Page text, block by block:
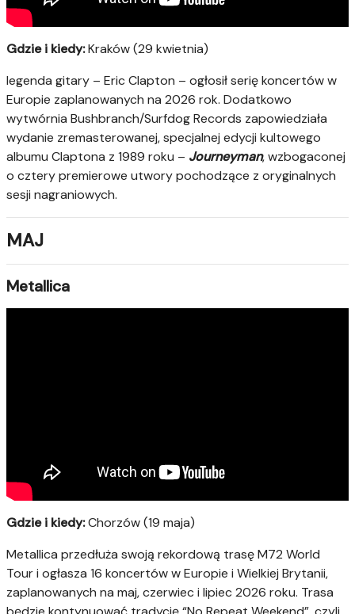
Gdzie i kiedy:Kraków (29 kwietnia)
legenda gitary – Eric Clapton – ogłosił serię koncertów w
Europie zaplanowanych na 2026 rok. Dodatkowo
wytwórnia Bushbranch/Surfdog Records zapowiedziała
wydanie zremasterowanej, specjalnej edycji kultowego
albumu Claptona z 1989 roku – Journeyman, wzbogaconej
o cztery premierowe utwory pochodzące z oryginalnych
sesji nagraniowych.
MAJ
Metallica
Gdzie i kiedy:Chorzów (19 maja)
Metallica przedłuża swoją rekordową trasę M72 World
Tour i ogłasza 16 koncertów w Europie i Wielkiej Brytanii,
zaplanowanych na maj, czerwiec i lipiec 2026 roku. Trasa